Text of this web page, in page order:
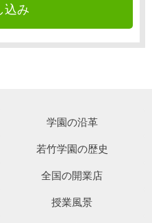
込み
学園の沿革
若竹学園の歴史
全国の開業店
授業風景